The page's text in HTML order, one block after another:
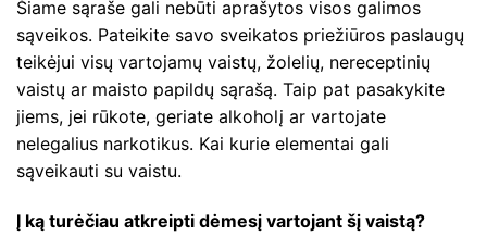
Šiame sąraše gali nebūti aprašytos visos galimos
sąveikos. Pateikite savo sveikatos priežiūros paslaugų
teikėjui visų vartojamų vaistų, žolelių, nereceptinių
vaistų ar maisto papildų sąrašą. Taip pat pasakykite
jiems, jei rūkote, geriate alkoholį ar vartojate
nelegalius narkotikus. Kai kurie elementai gali
sąveikauti su vaistu.
Į ką turėčiau atkreipti dėmesį vartojant šį vaistą?